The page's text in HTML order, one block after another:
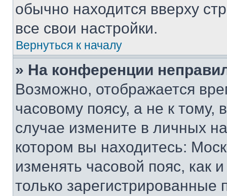
обычно находится вверху
все свои настройки.
Вернуться к началу
» На конференции
Возможно, отображается
часовому поясу, а не к тому,
случае измените в личных
котором вы находитесь:
изменять часовой пояс, как
только